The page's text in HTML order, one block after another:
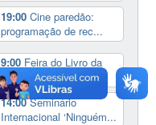
19:00Cine paredão:
programação de rec...
9:00 Feira do Livro da
UFSC
14:00Seminário
Internacional ‘Ninguém...